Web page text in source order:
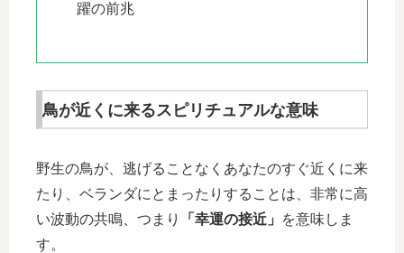
躍の前兆
鳥が近くに来るスピリチュアルな意味
野生の鳥が、逃げることなくあなたのすぐ近くに来
たり、ベランダにとまったりすることは、非常に高
い波動の共鳴、つまり
「幸運の接近」
を意味しま
す。